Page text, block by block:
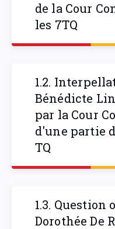
de la Cour
les 7TQ
1.2.
Bénédicte
par la Cour
d'une partie
TQ
1.3. Question
Dorothée De